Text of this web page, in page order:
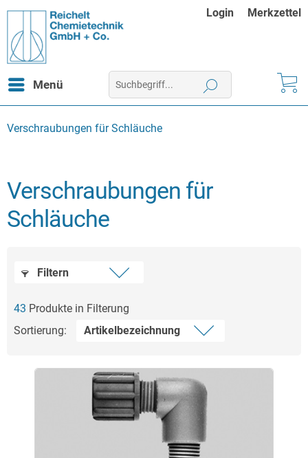
Login Merkzettel
Menü
Verschraubungen für Schläuche
Verschraubungen für
Schläuche
Filtern
43 Produkte in Filterung
Sortierung: